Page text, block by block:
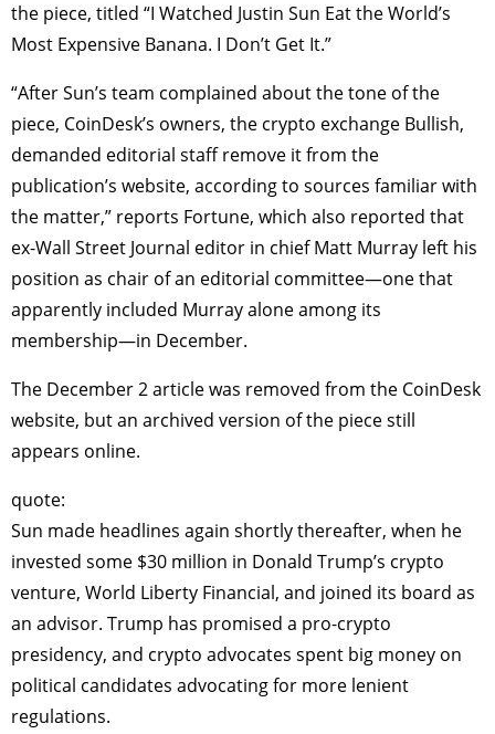
the piece, titled “I Watched Justin Sun Eat the World’s
Most Expensive Banana. I Don’t Get It.”
“After Sun’s team complained about the tone of the
piece, CoinDesk’s owners, the crypto exchange Bullish,
demanded editorial staff remove it from the
publication’s website, according to sources familiar with
the matter,” reports Fortune, which also reported that
ex-Wall Street Journal editor in chief Matt Murray left his
position as chair of an editorial committee—one that
apparently included Murray alone among its
membership—in December.
The December 2 article was removed from the CoinDesk
website, but an archived version of the piece still
appears online.
quote:
Sun made headlines again shortly thereafter, when he
invested some $30 million in Donald Trump’s crypto
venture, World Liberty Financial, and joined its board as
an advisor. Trump has promised a pro-crypto
presidency, and crypto advocates spent big money on
political candidates advocating for more lenient
regulations.